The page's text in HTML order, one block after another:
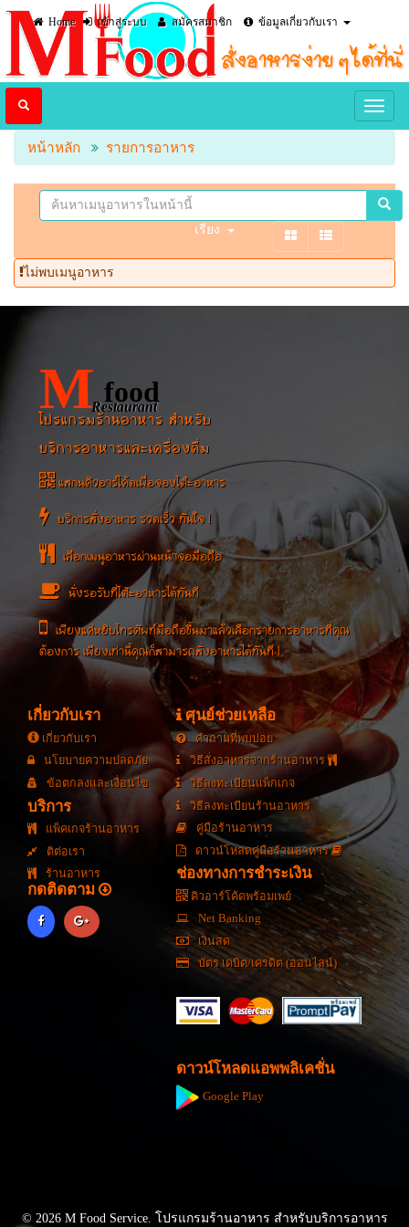
Home เข้าสู่ระบบ สมัครสมาชิก ข้อมูลเกี่ยวกับเรา
หน้าหลัก รายการอาหาร
เรียง
ไม่พบเมนูอาหาร
M food
Restaurant
โปรแกรมร้านอาหาร สำหรับ
บริการอาหารและเครื่องดื่ม
แสกนคิวอาร์โค้ดเพื่อจองโต๊ะอาหาร
บริการสั่งอาหาร รวดเร็ว ทันใจ !
เลือกเมนูอาหารผ่านหน้าจอมือถือ
นั่งรอรับที่โต๊ะอาหารได้ทันที
เพียงแค่หยิบโทรศัพท์มือถือขึ้นมาแล้วเลือกรายการอาหารที่คุณ
ต้องการ เพียงเท่านี้คุณก็สามารถสั่งอาหารได้ทันที !
เกี่ยวกับเรา
เกี่ยวกับเรา
นโยบายความปลดภัย
ข้อตกลงและเงื่อนไข
บริการ
แพ็คเกจร้านอาหาร
ติต่อเรา
ร้านอาหาร
กดติดตาม
ศุนย์ช่วยเหลือ
คำถามที่พบบ่อย
วิธีสั่งอาหารจากร้านอาหาร
วิธีลงทะเบียนแพ็กเกจ
วิธีลงทะเบียนร้านอาหาร
คู่มือร้านอาหาร
ดาวน์โหลดคู่มือร้านอาหาร
ช่องทางการชำระเงิน
คิวอาร์โค้ดพร้อมเพย์
Net Banking
เงินสด
บัตร เดบิต/เครดิต (ออนไลน์)
ดาวน์โหลดแอพพลิเคชั่น
Google Play
© 2026 M Food Service. โปรแกรมร้านอาหาร สำหรับบริการอาหาร